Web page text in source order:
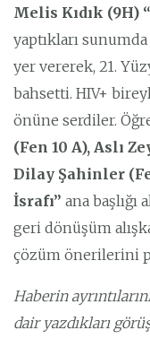
Melis Kıdık (9H)
yaptıkları
yer vererek, 21.
bahsetti. HIV+
önüne serdiler.
(Fen 10 A), Aslı
Dilay Şahinler
İsrafı” ana
geri dönüşüm
çözüm önerilerini
Haberin
dair yazdıkları